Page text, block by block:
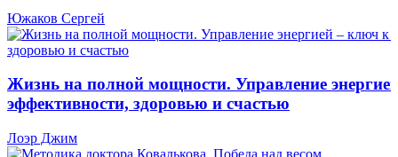
Южаков Сергей
Жизнь на полной мощности. Управление
эффективности, здоровью и счастью
Лоэр Джим